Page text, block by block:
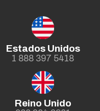
Estados Unidos
1 888 397 5418
Reino Unido